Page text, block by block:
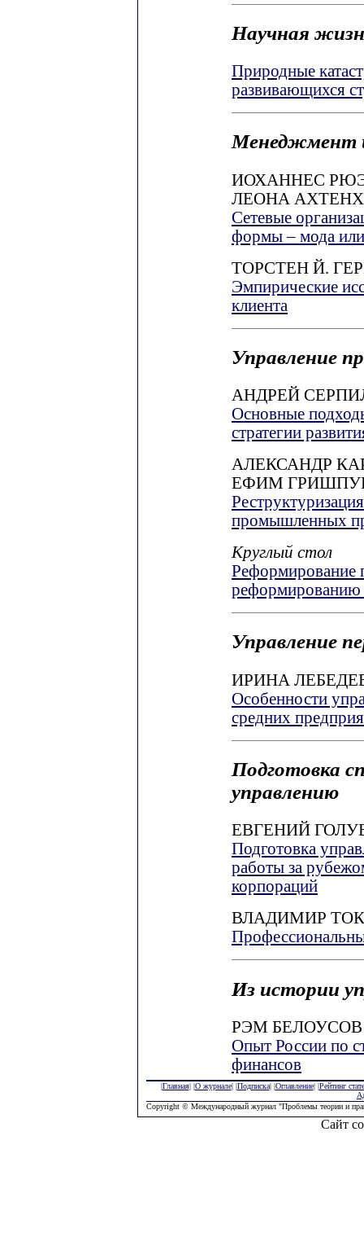
Научная
Природные
развивающихся
Менеджмент
ИОХАННЕС
ЛЕОНА
Сетевые
формы – мода
ТОРСТЕН Й.
Эмпирические
клиента
Управление
АНДРЕЙ
Основные
стратегии
АЛЕКСАНДР
ЕФИМ
промышленных
Круглый стол
Реформирование
реформированию
Управление
ИРИНА
Особенности
средних
Подготовка
управлению
ЕВГЕНИЙ
Подготовка
работы за
корпораций
ВЛАДИМИР
Из истории
РЭМ БЕЛОУСОВ
Опыт России по
финансов
|Главная| |О журнале| |Подписка| |Оглавление| |Рейтинг
Copyright © Международный журнал "Проблемы теории и
Сайт